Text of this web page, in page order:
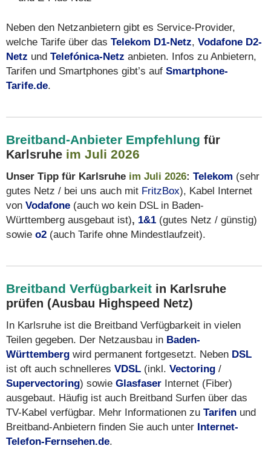
Neben den Netzanbietern gibt es Service-Provider,
welche Tarife über das Telekom D1-Netz, Vodafone D2-
Netz und Telefónica-Netz anbieten. Infos zu Anbietern,
Tarifen und Smartphones gibt’s auf Smartphone-
Tarife.de.
Breitband-Anbieter Empfehlung für
Karlsruhe im Juli 2026
Unser Tipp für Karlsruhe im Juli 2026: Telekom (sehr
gutes Netz / bei uns auch mit FritzBox), Kabel Internet
von Vodafone (auch wo kein DSL in Baden-
Württemberg ausgebaut ist), 1&1 (gutes Netz / günstig)
sowie o2 (auch Tarife ohne Mindestlaufzeit).
Breitband Verfügbarkeit in Karlsruhe
prüfen (Ausbau Highspeed Netz)
In Karlsruhe ist die Breitband Verfügbarkeit in vielen
Teilen gegeben. Der Netzausbau in Baden-
Württemberg wird permanent fortgesetzt. Neben DSL
ist oft auch schnelleres VDSL (inkl. Vectoring /
Supervectoring) sowie Glasfaser Internet (Fiber)
ausgebaut. Häufig ist auch Breitband Surfen über das
TV-Kabel verfügbar. Mehr Informationen zu Tarifen und
Breitband-Anbietern finden Sie auch unter Internet-
Telefon-Fernsehen.de.